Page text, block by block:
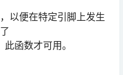
以便在特定引脚上发生
函数才可用。